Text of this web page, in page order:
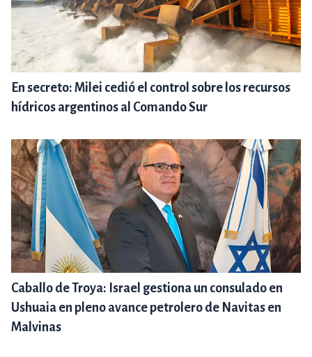
En secreto: Milei cedió el control sobre los recursos
hídricos argentinos al Comando Sur
Caballo de Troya: Israel gestiona un consulado en
Ushuaia en pleno avance petrolero de Navitas en
Malvinas